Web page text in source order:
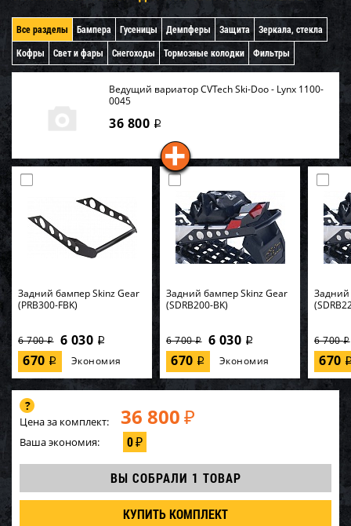
Все разделы Бампера Гусеницы Демпферы Защита
Зеркала, стекла
Кофры
Свет и фары Снегоходы Тормозные колодки Фильтры
Ведущий вариатор CVTech Ski-Doo - Lynx 1100-
0045
36 800 i
Задний бампер Skinz Gear
(PRB300-FBK)
6 700i 6 030 i
670 i Экономия
Задний бампер Skinz Gear
(SDRB200-BK)
6 700i 6 030 i
670 i Экономия
Задний
6 700i
670
Цена за комплект: 36 800 ₽
Ваша экономия: 0₽
ВЫ СОБРАЛИ 1 ТОВАР
КУПИТЬ КОМПЛЕКТ